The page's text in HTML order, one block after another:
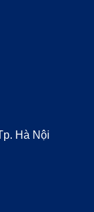
Hà Nội